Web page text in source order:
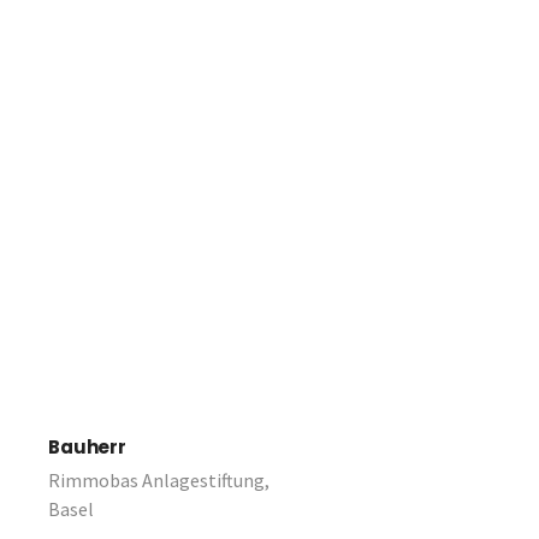
Bauherr
Rimmobas Anlagestiftung,
Basel